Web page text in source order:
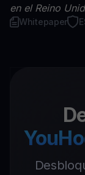
en el Reino
Whitepaper